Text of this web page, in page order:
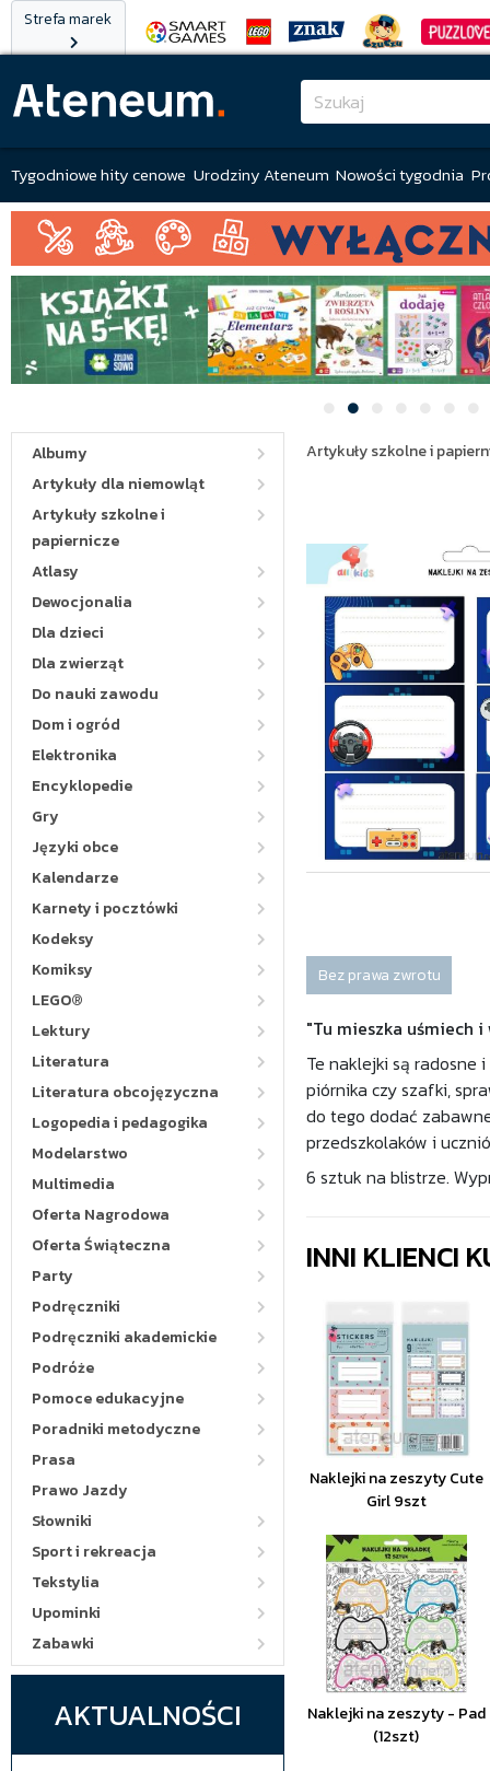
Strefa marek
Tygodniowe hity cenowe Urodziny Ateneum Nowości tygodnia
Albumy
Artykuły dla niemowląt
Artykuły szkolne i
papiernicze
Atlasy
Dewocjonalia
Dla dzieci
Dla zwierząt
Do nauki zawodu
Dom i ogród
Elektronika
Encyklopedie
Gry
Języki obce
Kalendarze
Karnety i pocztówki
Kodeksy
Komiksy
LEGO®
Lektury
Literatura
Literatura obcojęzyczna
Logopedia i pedagogika
Modelarstwo
Multimedia
Oferta Nagrodowa
Oferta Świąteczna
Party
Podręczniki
Podręczniki akademickie
Podróże
Pomoce edukacyjne
Poradniki metodyczne
Prasa
Prawo Jazdy
Słowniki
Sport i rekreacja
Tekstylia
Upominki
Zabawki
AKTUALNOŚCI
Artykuły szkolne i
Bez prawa zwrotu
"Tu mieszka uśmiech
Te naklejki są radosne
piórnika czy szafki,
do tego dodać
przedszkolaków i
6 sztuk na blistrze.
INNI KLIENCI
Naklejki na zeszyty Cute
Girl 9szt
Naklejki na zeszyty - Pad
(12szt)